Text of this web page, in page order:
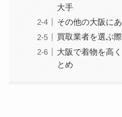
大手
その他の大阪に
買取業者を選ぶ
大阪で着物を高
とめ